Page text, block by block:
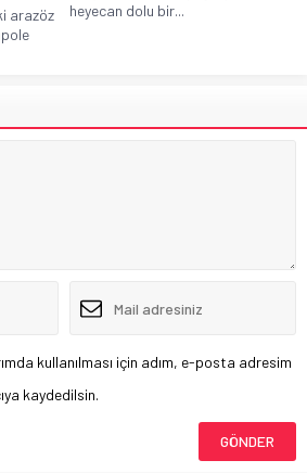
arazöz
heyecan dolu bir...
kullanılması için adım, e-posta adresim
kaydedilsin.